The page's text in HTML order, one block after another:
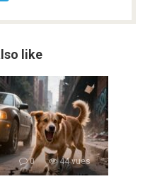
like
0 44 vues